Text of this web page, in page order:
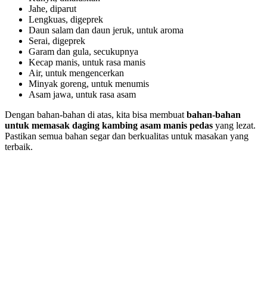
Jahe, diparut
Lengkuas, digeprek
Daun salam dan daun jeruk, untuk aroma
Serai, digeprek
Garam dan gula, secukupnya
Kecap manis, untuk rasa manis
Air, untuk mengencerkan
Minyak goreng, untuk menumis
Asam jawa, untuk rasa asam
Dengan bahan-bahan di atas, kita bisa membuat bahan-bahan
untuk memasak daging kambing asam manis pedas yang lezat.
Pastikan semua bahan segar dan berkualitas untuk masakan yang
terbaik.